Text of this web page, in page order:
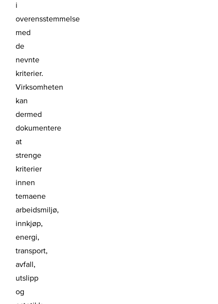
i
overensstemmelse
med
de
nevnte
kriterier.
Virksomheten
kan
dermed
dokumentere
at
strenge
kriterier
innen
temaene
arbeidsmiljø,
innkjøp,
energi,
transport,
avfall,
utslipp
og